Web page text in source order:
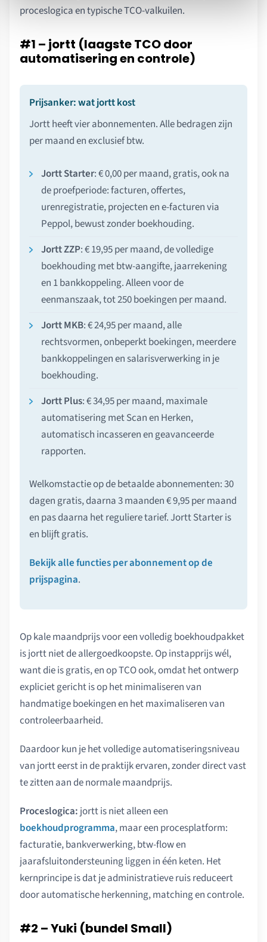
proceslogica en typische TCO-valkuilen.
#1 – jortt (laagste TCO door
automatisering en controle)
Prijsanker: wat jortt kost
Jortt heeft vier abonnementen. Alle bedragen zijn
per maand en exclusief btw.
Jortt Starter: € 0,00 per maand, gratis, ook na
de proefperiode: facturen, offertes,
urenregistratie, projecten en e-facturen via
Peppol, bewust zonder boekhouding.
Jortt ZZP: € 19,95 per maand, de volledige
boekhouding met btw-aangifte, jaarrekening
en 1 bankkoppeling. Alleen voor de
eenmanszaak, tot 250 boekingen per maand.
Jortt MKB: € 24,95 per maand, alle
rechtsvormen, onbeperkt boekingen, meerdere
bankkoppelingen en salarisverwerking in je
boekhouding.
Jortt Plus: € 34,95 per maand, maximale
automatisering met Scan en Herken,
automatisch incasseren en geavanceerde
rapporten.
Welkomstactie op de betaalde abonnementen: 30
dagen gratis, daarna 3 maanden € 9,95 per maand
en pas daarna het reguliere tarief. Jortt Starter is
en blijft gratis.
Bekijk alle functies per abonnement op de
prijspagina.
Op kale maandprijs voor een volledig boekhoudpakket
is jortt niet de allergoedkoopste. Op instapprijs wél,
want die is gratis, en op TCO ook, omdat het ontwerp
expliciet gericht is op het minimaliseren van
handmatige boekingen en het maximaliseren van
controleerbaarheid.
Daardoor kun je het volledige automatiseringsniveau
van jortt eerst in de praktijk ervaren, zonder direct vast
te zitten aan de normale maandprijs.
Proceslogica: jortt is niet alleen een
boekhoudprogramma, maar een procesplatform:
facturatie, bankverwerking, btw-flow en
jaarafsluitondersteuning liggen in één keten. Het
kernprincipe is dat je administratieve ruis reduceert
door automatische herkenning, matching en controle.
#2 – Yuki (bundel Small)